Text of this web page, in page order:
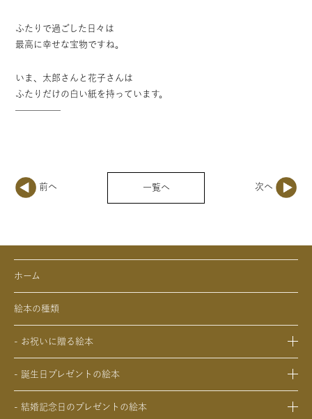
ふたりで過ごした日々は
最高に幸せな宝物ですね。
いま、太郎さんと花子さんは
ふたりだけの白い紙を持っています。
—————
一覧へ
ホーム
絵本の種類
- お祝いに贈る絵本
- 結婚祝いの絵本
- 誕生日プレゼントの絵本
- 結婚記念日のプレゼントの絵本